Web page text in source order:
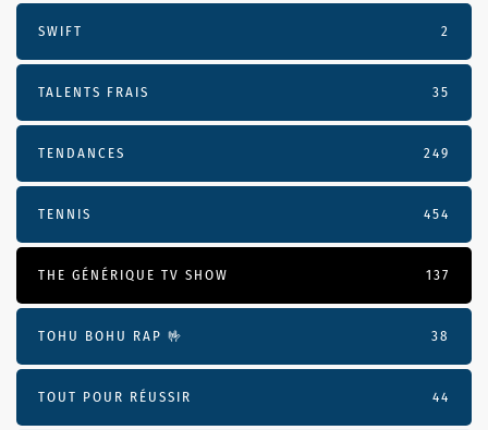
SWIFT 2
TALENTS FRAIS 35
TENDANCES 249
TENNIS 454
THE GÉNÉRIQUE TV SHOW 137
TOHU BOHU RAP 🤟 38
TOUT POUR RÉUSSIR 44